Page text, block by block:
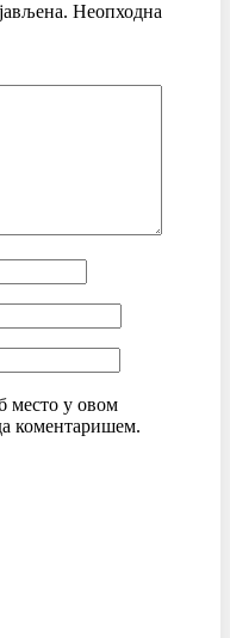
Неопходна
место у овом
коментаришем.